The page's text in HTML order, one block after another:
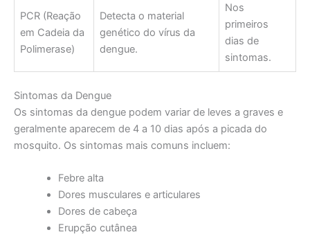
PCR (Reação
em Cadeia da
Polimerase)
Detecta o material
genético do vírus da
dengue.
Nos
primeiros
dias de
sintomas.
Sintomas da Dengue
Os sintomas da dengue podem variar de leves a graves e
geralmente aparecem de 4 a 10 dias após a picada do
mosquito. Os sintomas mais comuns incluem:
Febre alta
Dores musculares e articulares
Dores de cabeça
Erupção cutânea